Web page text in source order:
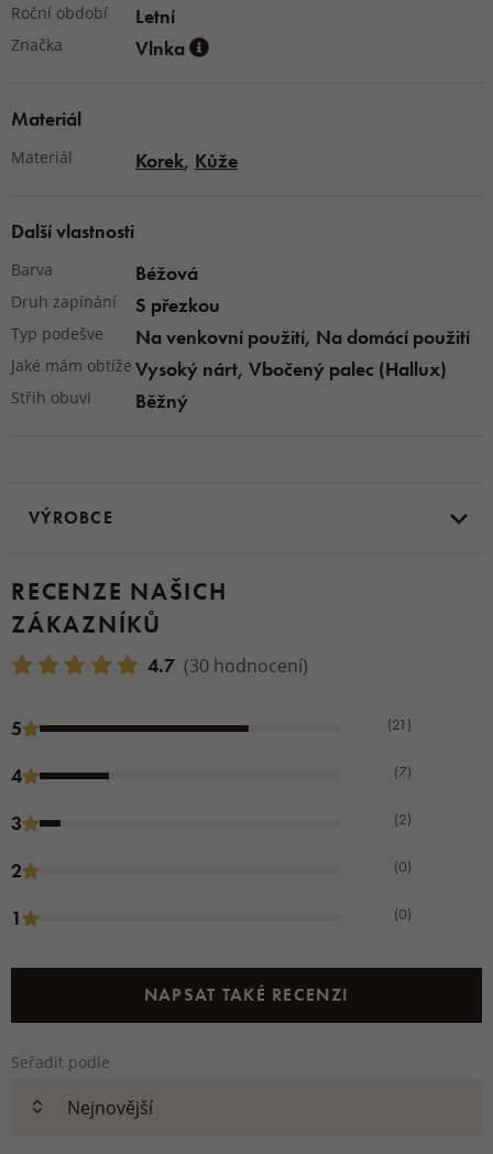
Roční období Letní
Značka Vlnka
Materiál
Materiál Korek, Kůže
Další vlastnosti
Barva Béžová
Druh zapínání S přezkou
Typ podešve Na venkovní použití, Na domácí použití
Jaké mám obtíže Vysoký nárt, Vbočený palec (Hallux)
Střih obuvi Běžný
VÝROBCE
RECENZE NAŠICH
ZÁKAZNÍKŮ
4.7 (30 hodnocení)
5 (21)
4 (7)
3 (2)
2 (0)
1 (0)
NAPSAT TAKÉ RECENZI
Seřadit podle